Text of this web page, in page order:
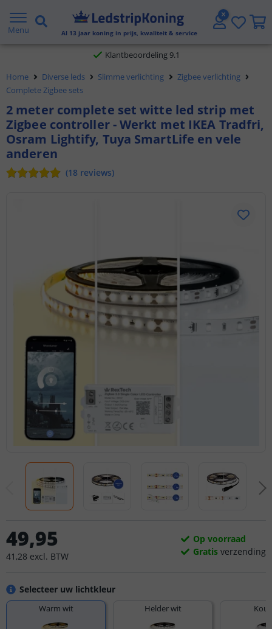
Menu Al 13 jaar koning in prijs, kwaliteit & service
Gratis verzending vanaf € 20,- NL en BE
Klantbeoordeling 9.1
Voor 23:45 uur besteld,morgen in huis
Home Diverse leds Slimme verlichting
Zigbee verlichting
Complete Zigbee sets
2 meter complete set witte led strip met
Zigbee controller - Werkt met IKEA Tradfri,
Osram Lightify, Tuya SmartLife en vele
anderen
(18 reviews)
Selecteer uw lichtkleur
Warm wit Helder wit
49,95
41 ,28 excl. BTW
Op voorraad
Gratis verzending